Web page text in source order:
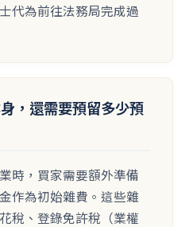
代為前往法務局完成過
，還需要預留多少預
時，買家需要額外準備
作為初始雜費。這些雜
稅、登錄免許稅（業權